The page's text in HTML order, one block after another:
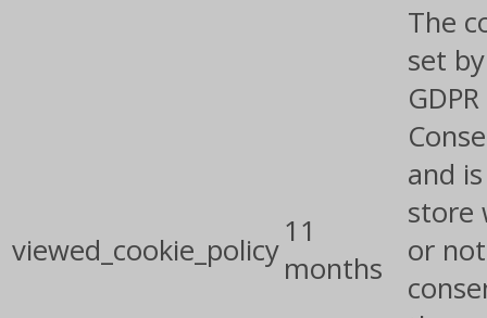
viewed_cookie_policy
11
months
The
set
and
store
or